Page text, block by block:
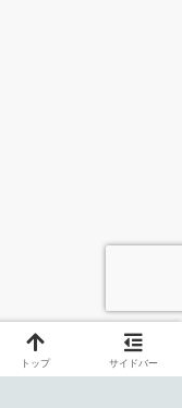
トップ サイドバー